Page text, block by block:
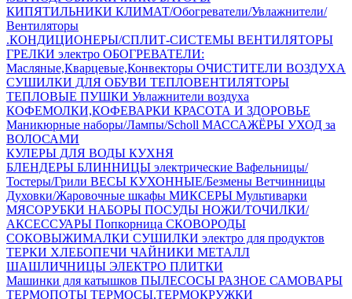
КИПЯТИЛЬНИКИ КЛИМАТ/Обогреватели/Увлажнители/
Вентиляторы
.КОНДИЦИОНЕРЫ/СПЛИТ-СИСТЕМЫ ВЕНТИЛЯТОРЫ
ГРЕЛКИ электро ОБОГРЕВАТЕЛИ:
Масляные,Кварцевые,Конвекторы ОЧИСТИТЕЛИ ВОЗДУХА
СУШИЛКИ ДЛЯ ОБУВИ ТЕПЛОВЕНТИЛЯТОРЫ
ТЕПЛОВЫЕ ПУШКИ Увлажнители воздуха
КОФЕМОЛКИ,КОФЕВАРКИ КРАСОТА И ЗДОРОВЬЕ
Маникюрные наборы/Лампы/Scholl МАССАЖЁРЫ УХОД за
ВОЛОСАМИ
КУЛЕРЫ ДЛЯ ВОДЫ КУХНЯ
БЛЕНДЕРЫ БЛИННИЦЫ электрические Вафельницы/
Тостеры/Грили ВЕСЫ КУХОННЫЕ/Безмены Ветчинницы
Духовки/Жаровочные шкафы МИКСЕРЫ Мультиварки
МЯСОРУБКИ НАБОРЫ ПОСУДЫ НОЖИ/ТОЧИЛКИ/
АКСЕССУАРЫ Попкорница СКОВОРОДЫ
СОКОВЫЖИМАЛКИ СУШИЛКИ электро для продуктов
ТЕРКИ ХЛЕБОПЕЧИ ЧАЙНИКИ МЕТАЛЛ
ШАШЛИЧНИЦЫ ЭЛЕКТРО ПЛИТКИ
Машинки для катышков ПЫЛЕСОСЫ РАЗНОЕ САМОВАРЫ
ТЕРМОПОТЫ ТЕРМОСЫ,ТЕРМОКРУЖКИ